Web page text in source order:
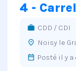
4 -
work CDD / CDI
place Noisy le
date_range Posté il y a